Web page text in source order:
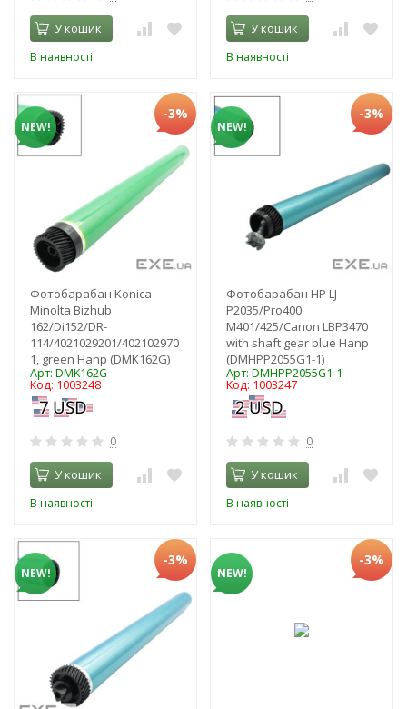
У кошик
В наявності
У кошик
В наявності
NEW!
-3%
Фотобарабан Konica
Minolta Bizhub
162/Di152/DR-
114/4021029201/402102970
1, green Hanp (DMK162G)
Арт: DMK162G
Код: 1003248
0
У кошик
В наявності
NEW!
-3%
Фотобарабан HP LJ
P2035/Pro400
M401/425/Canon LBP3470
with shaft gear blue Hanp
(DMHPP2055G1-1)
Арт: DMHPP2055G1-1
Код: 1003247
0
У кошик
В наявності
NEW!
-3%
NEW!
-3%